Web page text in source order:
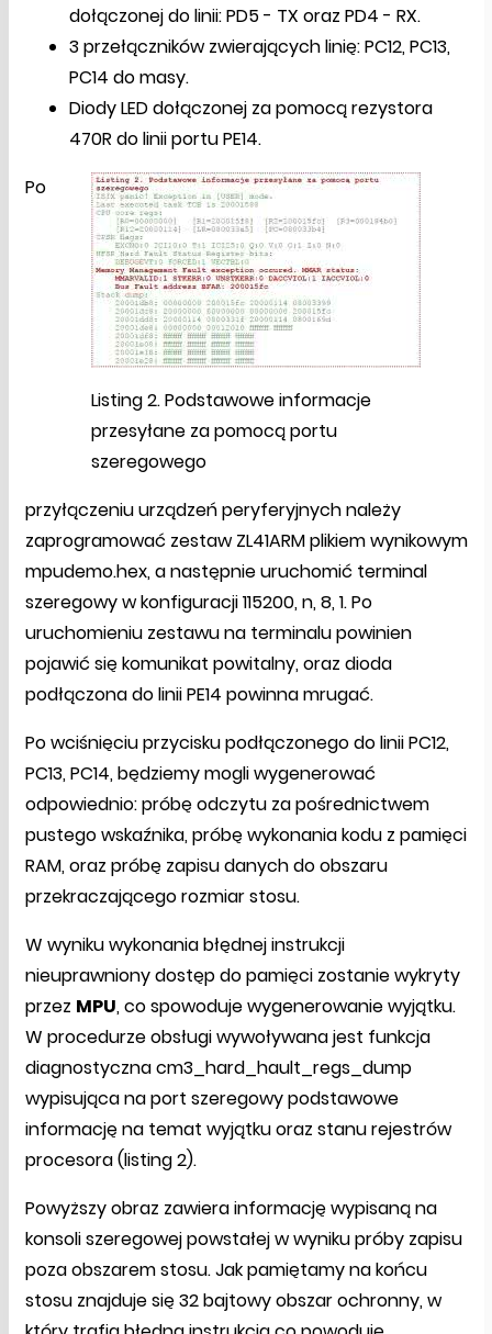
dołączonej do linii: PD5 - TX oraz PD4 - RX.
3 przełączników zwierających linię: PC12, PC13,
PC14 do masy.
Diody LED dołączonej za pomocą rezystora
470R do linii portu PE14.
Listing 2. Podstawowe informacje
przesyłane za pomocą portu
szeregowego
Po
przyłączeniu urządzeń peryferyjnych należy
zaprogramować zestaw ZL41ARM plikiem wynikowym
mpudemo.hex, a następnie uruchomić terminal
szeregowy w konfiguracji 115200, n, 8, 1. Po
uruchomieniu zestawu na terminalu powinien
pojawić się komunikat powitalny, oraz dioda
podłączona do linii PE14 powinna mrugać.
Po wciśnięciu przycisku podłączonego do linii PC12,
PC13, PC14, będziemy mogli wygenerować
odpowiednio: próbę odczytu za pośrednictwem
pustego wskaźnika, próbę wykonania kodu z pamięci
RAM, oraz próbę zapisu danych do obszaru
przekraczającego rozmiar stosu.
W wyniku wykonania błędnej instrukcji
nieuprawniony dostęp do pamięci zostanie wykryty
przez MPU, co spowoduje wygenerowanie wyjątku.
W procedurze obsługi wywoływana jest funkcja
diagnostyczna cm3_hard_hault_regs_dump
wypisująca na port szeregowy podstawowe
informację na temat wyjątku oraz stanu rejestrów
procesora (listing 2).
Powyższy obraz zawiera informację wypisaną na
konsoli szeregowej powstałej w wyniku próby zapisu
poza obszarem stosu. Jak pamiętamy na końcu
stosu znajduje się 32 bajtowy obszar ochronny, w